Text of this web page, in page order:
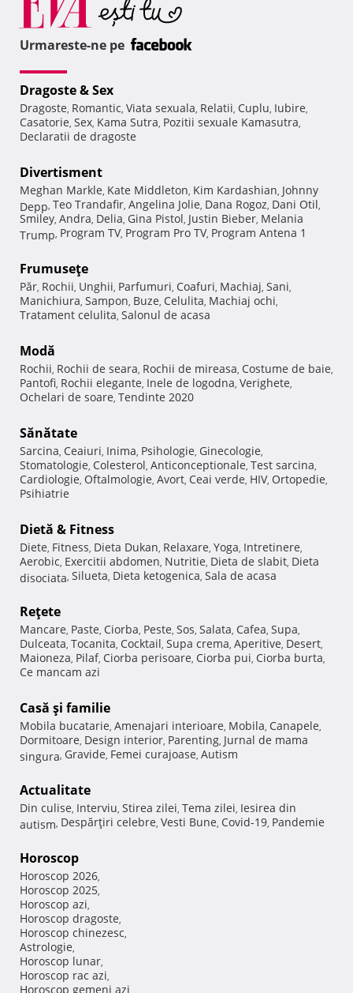
Urmareste-ne pe
Dragoste & Sex
Dragoste, Romantic, Viata sexuala, Relatii, Cuplu, Iubire,
Casatorie, Sex, Kama Sutra, Pozitii sexuale Kamasutra,
Declaratii de dragoste
Divertisment
Meghan Markle, Kate Middleton, Kim Kardashian, Johnny
Depp, Teo Trandafir, Angelina Jolie, Dana Rogoz, Dani Otil,
Smiley, Andra, Delia, Gina Pistol, Justin Bieber, Melania
Trump, Program TV, Program Pro TV, Program Antena 1
Frumuseţe
Păr, Rochii, Unghii, Parfumuri, Coafuri, Machiaj, Sani,
Manichiura, Sampon, Buze, Celulita, Machiaj ochi,
Tratament celulita, Salonul de acasa
Modă
Rochii, Rochii de seara, Rochii de mireasa, Costume de baie,
Pantofi, Rochii elegante, Inele de logodna, Verighete,
Ochelari de soare, Tendinte 2020
Sănătate
Sarcina, Ceaiuri, Inima, Psihologie, Ginecologie,
Stomatologie, Colesterol, Anticonceptionale, Test sarcina,
Cardiologie, Oftalmologie, Avort, Ceai verde, HIV, Ortopedie,
Psihiatrie
Dietă & Fitness
Diete, Fitness, Dieta Dukan, Relaxare, Yoga, Intretinere,
Aerobic, Exercitii abdomen, Nutritie, Dieta de slabit, Dieta
disociata, Silueta, Dieta ketogenica, Sala de acasa
Reţete
Mancare, Paste, Ciorba, Peste, Sos, Salata, Cafea, Supa,
Dulceata, Tocanita, Cocktail, Supa crema, Aperitive, Desert,
Maioneza, Pilaf, Ciorba perisoare, Ciorba pui, Ciorba burta,
Ce mancam azi
Casă şi familie
Mobila bucatarie, Amenajari interioare, Mobila, Canapele,
Dormitoare, Design interior, Parenting, Jurnal de mama
singura, Gravide, Femei curajoase, Autism
Actualitate
Din culise, Interviu, Stirea zilei, Tema zilei, Iesirea din
autism, Despărţiri celebre, Vesti Bune, Covid-19, Pandemie
Horoscop
Horoscop 2026,
Horoscop 2025,
Horoscop azi,
Horoscop dragoste,
Horoscop chinezesc,
Astrologie,
Horoscop lunar,
Horoscop rac azi,
Horoscop gemeni azi